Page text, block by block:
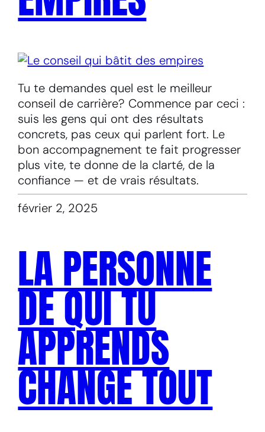
Tu te demandes quel est le meilleur
conseil de carrière? Commence par ceci :
suis les gens qui ont des résultats
concrets, pas ceux qui parlent fort. Le
bon accompagnement te fait progresser
plus vite, te donne de la clarté, de la
confiance — et de vrais résultats.
février 2, 2025
LA PERSONNE
DE QUI TU
APPRENDS
CHANGE TOUT